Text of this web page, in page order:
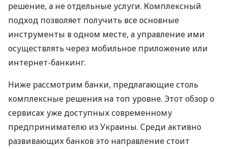
решение, а не отдельные услуги. Комплексный
подход позволяет получить все основные
инструменты в одном месте, а управление ими
осуществлять через мобильное приложение или
интернет-банкинг.
Ниже рассмотрим банки, предлагающие столь
комплексные решения на топ уровне. Этот обзор о
сервисах уже доступных современному
предпринимателю из Украины. Среди активно
развивающих банков это направление стоит